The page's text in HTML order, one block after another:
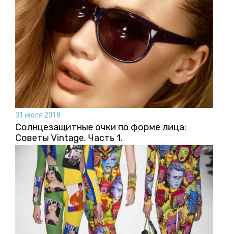
31 июля 2018
Солнцезащитные очки по форме лица:
Советы Vintage. Часть 1.